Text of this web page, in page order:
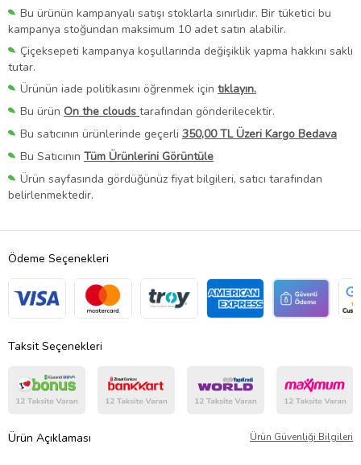
Bu ürünün kampanyalı satışı stoklarla sınırlıdır. Bir tüketici bu
kampanya stoğundan maksimum 10 adet satın alabilir.
Çiçeksepeti kampanya koşullarında değişiklik yapma hakkını saklı
tutar.
Ürünün iade politikasını öğrenmek için tıklayın.
Bu ürün On the clouds tarafından gönderilecektir.
Bu satıcının ürünlerinde geçerli 350,00 TL Üzeri Kargo Bedava
Bu Satıcının Tüm Ürünlerini Görüntüle
Ürün sayfasında gördüğünüz fiyat bilgileri, satıcı tarafından
belirlenmektedir.
Ödeme Seçenekleri
Taksit Seçenekleri
Ürün Açıklaması Ürün Güvenliği Bilgileri